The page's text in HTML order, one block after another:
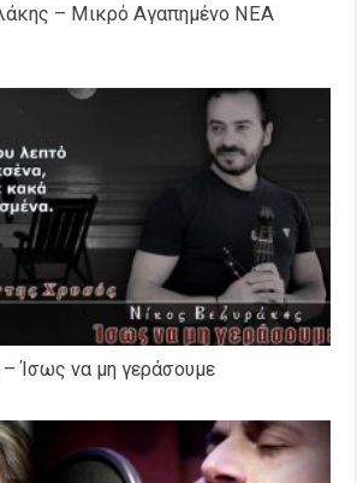
– Μικρό Αγαπημένο NEΑ
Ίσως να μη γεράσουμε